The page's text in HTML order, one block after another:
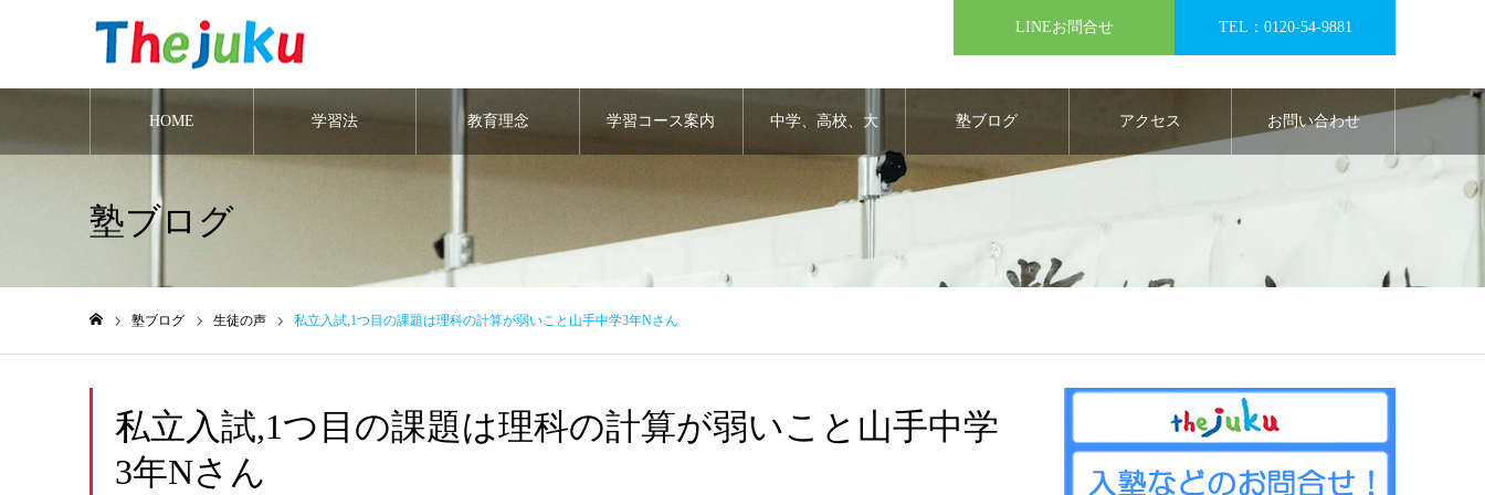
LINEお問合せ TEL：0120-54-9881
HOME 学習法 教育理念 学習コース案内 中学、高校、大 塾ブログ アクセス お問い合わせ
塾ブログ
塾ブログ 生徒の声 私立入試,1つ目の課題は理科の計算が弱いこと山手中学3年Nさん
私立入試,1つ目の課題は理科の計算が弱いこと山手中学
3年Nさん